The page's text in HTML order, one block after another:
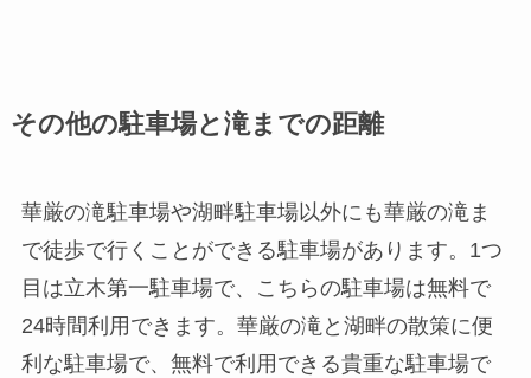
その他の駐車場と滝までの距離
華厳の滝駐車場や湖畔駐車場以外にも華厳の滝ま
で徒歩で行くことができる駐車場があります。1つ
目は立木第一駐車場で、こちらの駐車場は無料で
24時間利用できます。華厳の滝と湖畔の散策に便
利な駐車場で、無料で利用できる貴重な駐車場で